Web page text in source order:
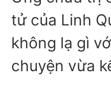
tử của Linh
không lạ gì
chuyện vừa